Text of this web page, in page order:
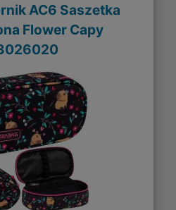
AC6 Saszetka
Flower Capy